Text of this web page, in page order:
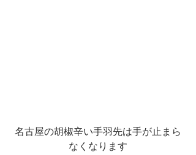
名古屋の胡椒辛い手羽先は手が止まら
なくなります